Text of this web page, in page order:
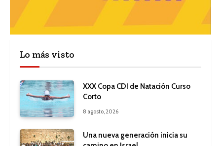
Lo más visto
XXX Copa CDI de Natación Curso
Corto
8 agosto, 2026
Una nueva generación inicia su